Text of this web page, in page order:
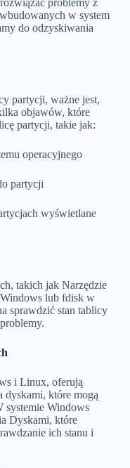
problemy z
w system
do odzyskiwania
partycji, ważne jest,
objawów, które
partycji, takie jak:
operacyjnego
partycji
wyświetlane
takich jak Narzędzie
lub fdisk w
sprawdzić stan tablicy
i Linux, oferują
dyskami, które mogą
systemie Windows
Dyskami, które
ich stanu i